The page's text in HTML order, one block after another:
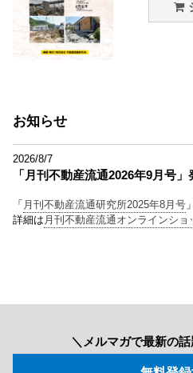
お知らせ
2026/8/7
「月刊不動産流通2026年9月号」
「 月刊不動産流通研究所2025年8月号
詳細は 月刊不動産流通オンラインショ
＼メルマガで最新の